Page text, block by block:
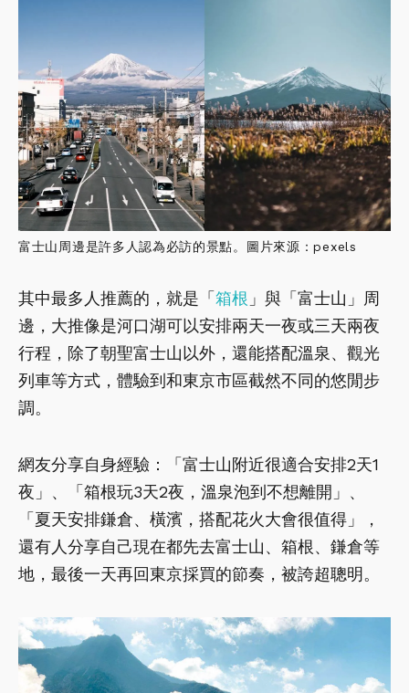
富士山周邊是許多人認為必訪的景點。圖片來源：pexels
其中最多人推薦的，就是「 箱根 」與「富士山」周
邊，大推像是河口湖可以安排兩天一夜或三天兩夜
行程，除了朝聖富士山以外，還能搭配溫泉、觀光
列車等方式，體驗到和東京市區截然不同的悠閒步
調。
網友分享自身經驗：「富士山附近很適合安排2天1
夜」、「箱根玩3天2夜，溫泉泡到不想離開」、
「夏天安排鎌倉、橫濱，搭配花火大會很值得」，
還有人分享自己現在都先去富士山、箱根、鎌倉等
地，最後一天再回東京採買的節奏，被誇超聰明。